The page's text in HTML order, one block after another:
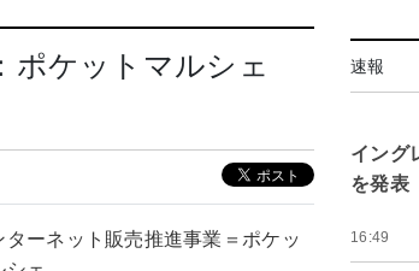
ポケットマルシェ
ーネット販売推進事業＝ポケッ
速報
イング
を発表
16:49